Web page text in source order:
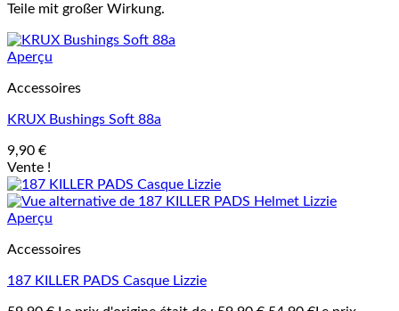
Teile mit großer Wirkung.
Aperçu
Accessoires
KRUX Bushings Soft 88a
9,90 €
Vente !
Aperçu
Accessoires
187 KILLER PADS Casque Lizzie